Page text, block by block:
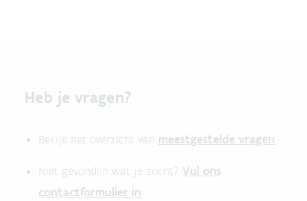
Heb je vragen?
Bekijk het overzicht van meestgestelde vragen.
Niet gevonden wat je zocht? Vul ons
contactformulier in.